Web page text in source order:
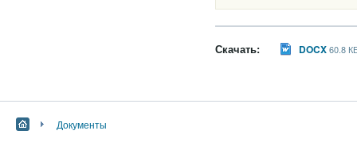
Скачать: DOCX60.8
Документы